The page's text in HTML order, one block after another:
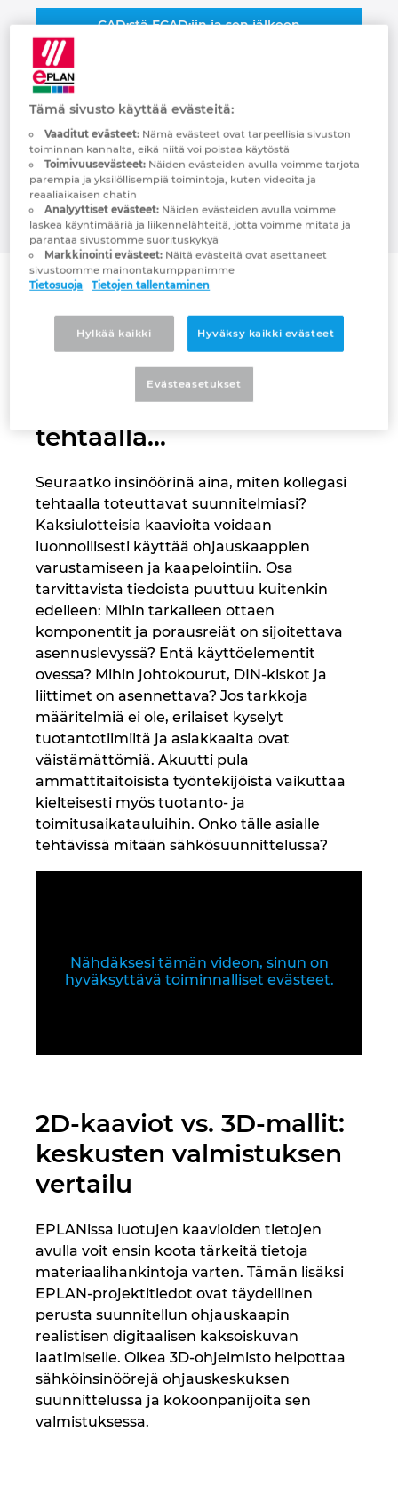
CAD:stä ECAD:iin ja sen jälkeen
Automatisoitu keskusvalmistus
Eri maailmat?
Sähkösuunnittelu
toimistossa ja
keskusvalmistus
tehtaalla...
Seuraatko insinöörinä aina, miten kollegasi
tehtaalla toteuttavat suunnitelmiasi?
Kaksiulotteisia kaavioita voidaan
luonnollisesti käyttää ohjauskaappien
varustamiseen ja kaapelointiin. Osa
tarvittavista tiedoista puuttuu kuitenkin
edelleen: Mihin tarkalleen ottaen
komponentit ja porausreiät on sijoitettava
asennuslevyssä? Entä käyttöelementit
ovessa? Mihin johtokourut, DIN-kiskot ja
liittimet on asennettava? Jos tarkkoja
määritelmiä ei ole, erilaiset kyselyt
tuotantotiimiltä ja asiakkaalta ovat
väistämättömiä. Akuutti pula
ammattitaitoisista työntekijöistä vaikuttaa
kielteisesti myös tuotanto- ja
toimitusaikatauluihin. Onko tälle asialle
tehtävissä mitään sähkösuunnittelussa?
Nähdäksesi tämän videon, sinun on
hyväksyttävä toiminnalliset evästeet.
2D-kaaviot vs. 3D-mallit:
keskusten valmistuksen
vertailu
EPLANissa luotujen kaavioiden tietojen
avulla voit ensin koota tärkeitä tietoja
materiaalihankintoja varten. Tämän lisäksi
EPLAN-projektitiedot ovat täydellinen
perusta suunnitellun ohjauskaapin
realistisen digitaalisen kaksoiskuvan
laatimiselle. Oikea 3D-ohjelmisto helpottaa
sähköinsinöörejä ohjauskeskuksen
suunnittelussa ja kokoonpanijoita sen
valmistuksessa.
Kroatia
Liettua
Luxemburg
Malasia
Meksiko
Norja
Peru
Portugali
Ruotsi
Saksa
Serbia
Singapore
Slovakia
Slovenia
Suomi
Sveitsi
Tanska
Ukraina
Uusi-Seelanti
Yhdistyneet Arabiemiraattikunnat
Yhdysvallat
Tämä sivusto käyttää evästeitä:
Vaaditut evästeet:Nämä evästeet ovat tarpeellisia sivuston
toiminnan kannalta, eikä niitä voi poistaa käytöstä
Toimivuusevästeet:Näiden evästeiden avulla voimme tarjota
parempia ja yksilöllisempiä toimintoja, kuten videoita ja
reaaliaikaisen chatin
Analyyttiset evästeet:Näiden evästeiden avulla voimme
laskea käyntimääriä ja liikennelähteitä, jotta voimme mitata ja
parantaa sivustomme suorituskykyä
Markkinointi evästeet:Näitä evästeitä ovat asettaneet
sivustoomme mainontakumppanimme
Tietosuoja
Tietojen tallentaminen
Hylkää kaikki Hyväksy kaikki evästeet
Evästeasetukset